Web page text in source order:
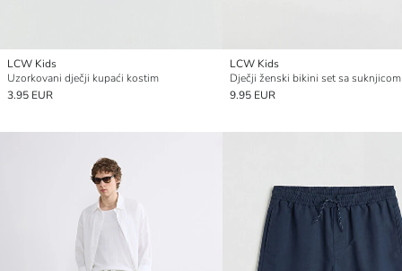
LCW Kids
Uzorkovani dječji kupaći kostim
3.95 EUR
LCW Kids
Dječji ženski bikini set sa suknjicom
9.95 EUR